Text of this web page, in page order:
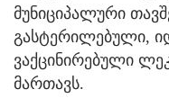
მუნიციპალური
გასტერილებული,
ვაქცინირებული
მართავს.